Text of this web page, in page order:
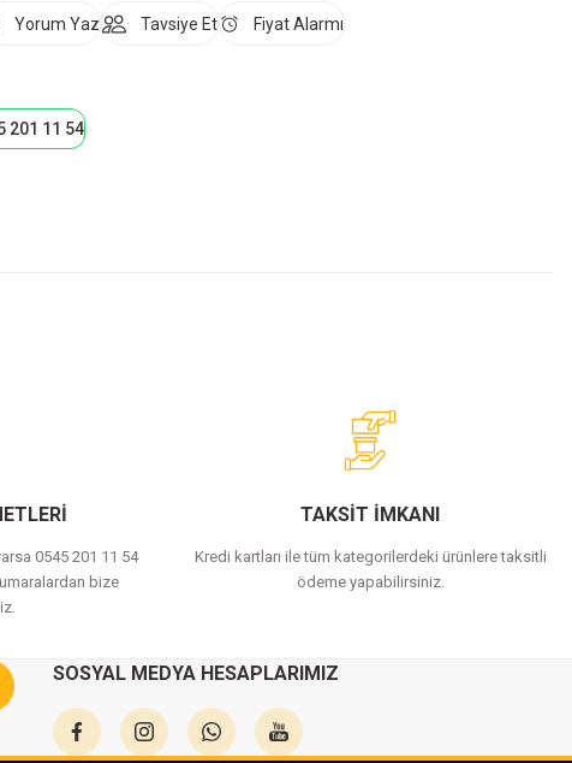
Yorum Yaz Tavsiye Et Fiyat Alarmı
201 11 54
0545 201 11 54
bize
TAKSİT İMKANI
Kredi kartları ile tüm kategorilerdeki ürünlere taksitli
ödeme yapabilirsiniz.
SOSYAL MEDYA HESAPLARIMIZ